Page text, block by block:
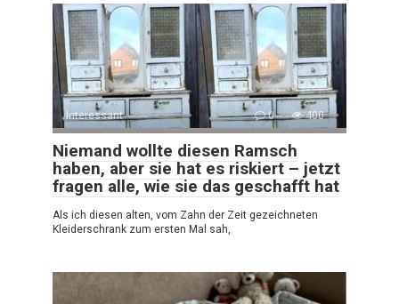
Interessant 0 400
Niemand wollte diesen Ramsch
haben, aber sie hat es riskiert – jetzt
fragen alle, wie sie das geschafft hat
Als ich diesen alten, vom Zahn der Zeit gezeichneten
Kleiderschrank zum ersten Mal sah,